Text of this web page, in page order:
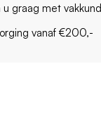
graag met
vanaf €200,-